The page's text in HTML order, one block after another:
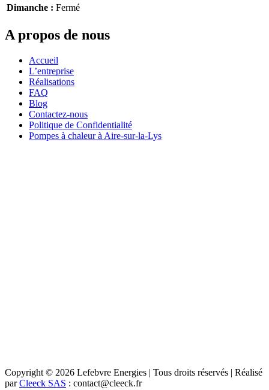
Dimanche : Fermé
A propos de nous
Accueil
L’entreprise
Réalisations
FAQ
Blog
Contactez-nous
Politique de Confidentialité
Pompes à chaleur à Aire-sur-la-Lys
Copyright © 2026 Lefebvre Energies | Tous droits réservés | Réalisé
parCleeck SAS : contact@cleeck.fr